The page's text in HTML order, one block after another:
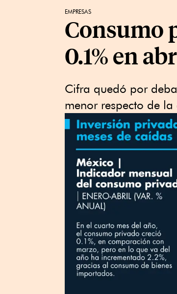
EMPRESAS
Consumo
0.1% en
Cifra quedó por
menor respecto de